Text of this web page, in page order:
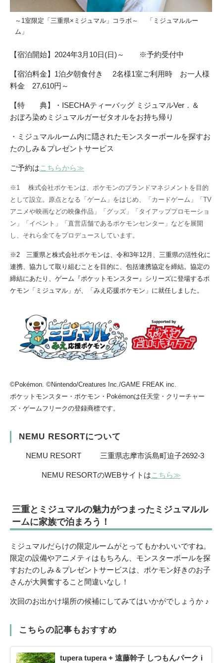
～1室限定「三重県×ミジュマル」コラボ～ 「ミジュマルルー
ム」
【宿泊開始】2024年3月10日(日)～ ※予約受付中
【宿泊料金】1泊夕朝食付き 2名様1室ご利用時 お一人様
料金 27,610円～
【特 典】・ISECHAティーバッグ ミジュマルVer．＆
おぼろ染めミジュマルガーゼタオルをお持ち帰り
・ミジュマルルーム内に隠されたモンスターボールを探すお
たのしみ＆プレゼントサービス
ご予約はこちらから≫
※1 株式会社ポケモンは、ポケモンのブランドマネジメントを目的
として設立。原点となる「ゲーム」をはじめ、「カードゲーム」「TV
アニメや映画などの映像作品」「グッズ」「タイアッププロモーショ
ン」「イベント」「直営店舗であるポケモンセンター」などを展開
し、それら全てをプロデュースしています。
※2 三重県と株式会社ポケモンは、令和3年12月、三重県の活性化に
連携、協力して取り組むことを目的に、包括連携協定を締結。協定の
締結にあたり、ゲーム『ポケットモンスター』シリーズに登場するポ
ケモン「ミジュマル」が、「みえ応援ポケモン」に就任しました。
©Pokémon. ©Nintendo/Creatures Inc./GAME FREAK inc.
ポケットモンスター・ポケモン・Pokémonは任天堂・クリーチャー
ズ・ゲームフリークの登録商標です。
NEMU RESORTについて
NEMU RESORT 三重県志摩市浜島町迫子2692-3
NEMU RESORTのWEBサイトはこちら≫
三重とミジュマルの魅力がつまったミジュマルル
ームに家族で泊まろう！
ミジュマルだらけの限定ルームがとってもかわいいですね。
限定の設備やアニメティはもちろん、モンスターボールを探
すおたのしみ＆プレゼントサービスは、ポケモン好きのお子
さんが大興奮すること間違いなし！
次回のお出かけ場所の候補にしてみてはいかがでしょうか ♪
こちらの記事もおすすめ
tupera tupera + 遠藤幹子 しつもんパーク i